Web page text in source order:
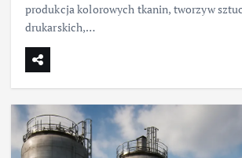
produkcja kolorowych tkanin, tworzyw
drukarskich,…